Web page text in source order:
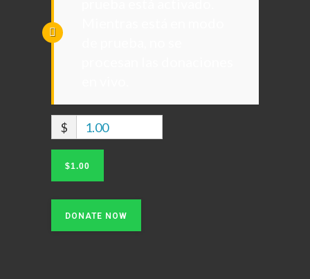
$ 1.00
$1.00
DONATE NOW